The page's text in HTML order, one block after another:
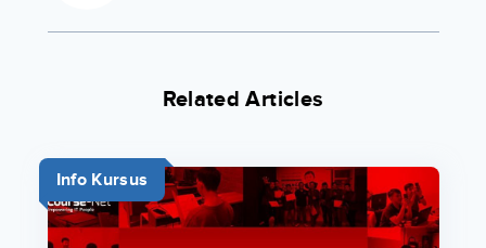
Related Articles
Info Kursus